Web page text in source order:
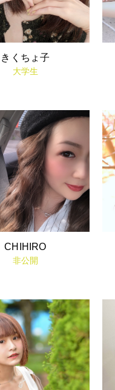
きくちょ子
大学生
CHIHIRO
非公開